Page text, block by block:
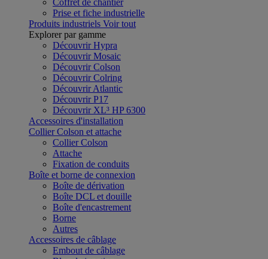
Coffret de chantier
Prise et fiche industrielle
Produits industriels Voir tout
Explorer par gamme
Découvrir Hypra
Découvrir Mosaic
Découvrir Colson
Découvrir Colring
Découvrir Atlantic
Découvrir P17
Découvrir XL³ HP 6300
Accessoires d'installation
Collier Colson et attache
Collier Colson
Attache
Fixation de conduits
Boîte et borne de connexion
Boîte de dérivation
Boîte DCL et douille
Boîte d'encastrement
Borne
Autres
Accessoires de câblage
Embout de câblage